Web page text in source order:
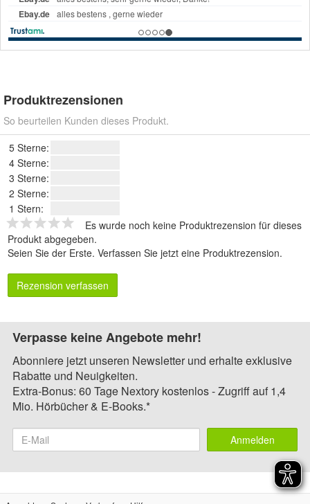
Produktrezensionen
So beurteilen Kunden dieses Produkt.
5 Sterne:
4 Sterne:
3 Sterne:
2 Sterne:
1 Stern:
Es wurde noch keine Produktrezension für dieses
Produkt abgegeben.
Seien Sie der Erste. Verfassen Sie jetzt eine Produktrezension.
Rezension verfassen
Verpasse keine Angebote mehr!
Abonniere jetzt unseren Newsletter und erhalte exklusive
Rabatte und Neuigkeiten.
Extra-Bonus: 60 Tage Nextory kostenlos - Zugriff auf 1,4
Mio. Hörbücher & E-Books.*
Anmelden